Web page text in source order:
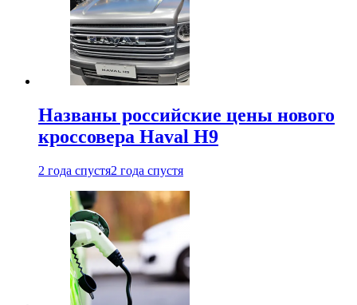
Названы российские цены нового
кроссовера Haval H9
2 года спустя2 года спустя